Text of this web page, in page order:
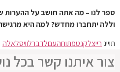
ספר לנו – מה אתה חושב על
וללה יתחברו מחדש? למה היא
תוייג רייצלקנטפתוחהעםלדברלוויסלאלה
צור איתנו קשר בכל